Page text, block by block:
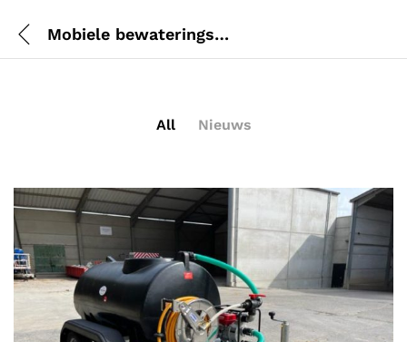
Mobiele bewateringssysteem
All Nieuws